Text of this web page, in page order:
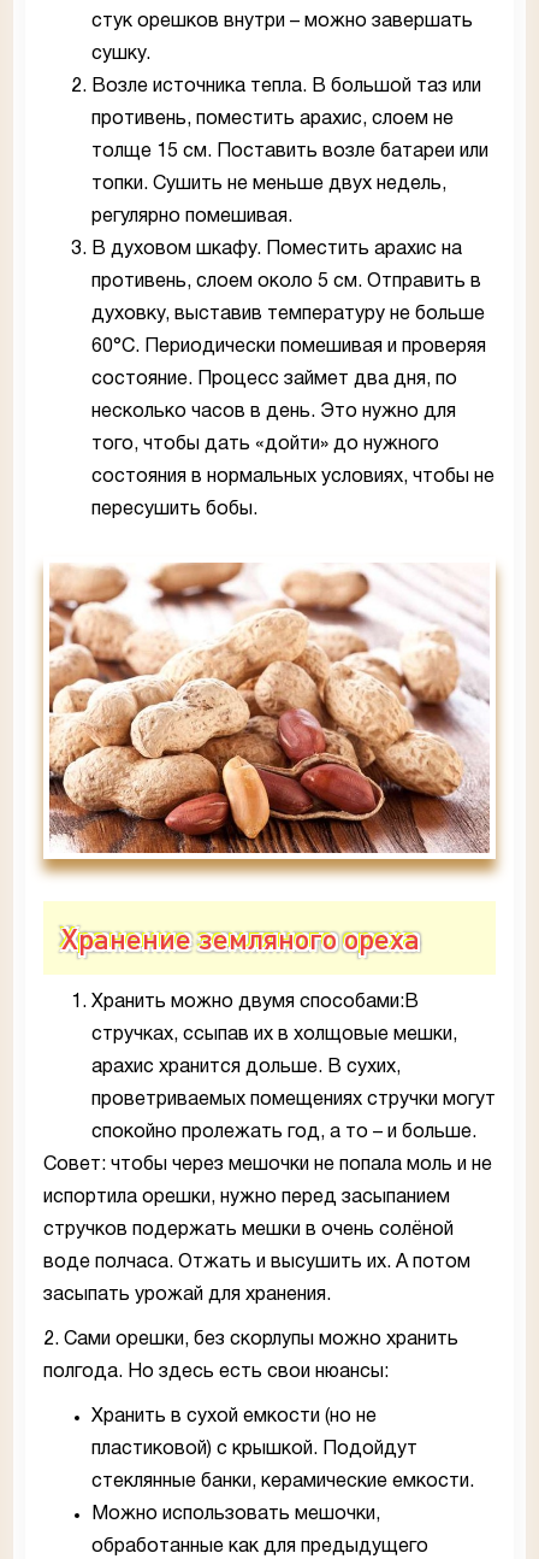
стук орешков внутри – можно завершать
сушку.
Возле источника тепла. В большой таз или
противень, поместить арахис, слоем не
толще 15 см. Поставить возле батареи или
топки. Сушить не меньше двух недель,
регулярно помешивая.
В духовом шкафу. Поместить арахис на
противень, слоем около 5 см. Отправить в
духовку, выставив температуру не больше
60°С. Периодически помешивая и проверяя
состояние. Процесс займет два дня, по
несколько часов в день. Это нужно для
того, чтобы дать «дойти» до нужного
состояния в нормальных условиях, чтобы не
пересушить бобы.
Хранение земляного ореха
Хранить можно двумя способами:В
стручках, ссыпав их в холщовые мешки,
арахис хранится дольше. В сухих,
проветриваемых помещениях стручки могут
спокойно пролежать год, а то – и больше.
Совет: чтобы через мешочки не попала моль и не
испортила орешки, нужно перед засыпанием
стручков подержать мешки в очень солёной
воде полчаса. Отжать и высушить их. А потом
засыпать урожай для хранения.
2. Сами орешки, без скорлупы можно хранить
полгода. Но здесь есть свои нюансы:
Хранить в сухой емкости (но не
пластиковой) с крышкой. Подойдут
стеклянные банки, керамические емкости.
Можно использовать мешочки,
обработанные как для предыдущего